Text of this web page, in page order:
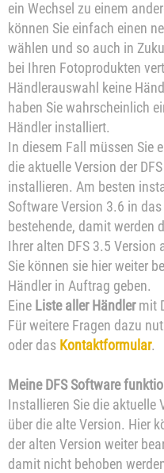
ein Wechsel zu einem
können Sie einfach einen
wählen und so auch in
bei Ihren Fotoprodukten
Händlerauswahl keine
haben Sie wahrscheinlich
Händler installiert.
In diesem Fall müssen Sie
die aktuelle Version der
installieren. Am besten
Software Version 3.6 in
bestehende, damit werden
Ihrer alten DFS 3.5
Sie können sie hier weiter
Händler in Auftrag geben.
Eine Liste aller Händlermit
Für weitere Fragen dazu
oder das Kontaktformular.
Meine DFS Software
Installieren Sie die aktuelle
über die alte Version. Hier
der alten Version weiter
damit nicht behoben